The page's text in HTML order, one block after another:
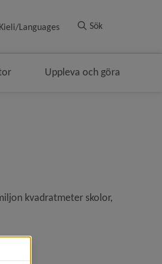
Languages Sök
Uppleva och göra
kvadratmeter skolor,